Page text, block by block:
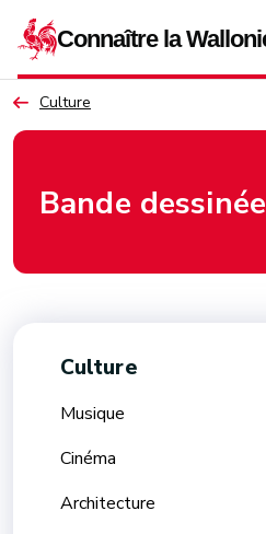
Culture
Bande dessinée
Culture
Musique
Cinéma
Architecture